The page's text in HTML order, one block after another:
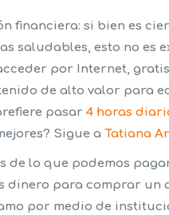
financiera:si bien es
saludables, esto no es
por Internet,
de alto valor para
pasar4 horas
Sigue aTatiana
de lo que podemos
dinero para comprar
por medio de